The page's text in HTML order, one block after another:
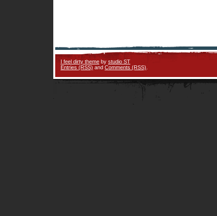
I feel dirty theme by studio ST
Entries (RSS) and Comments (RSS)